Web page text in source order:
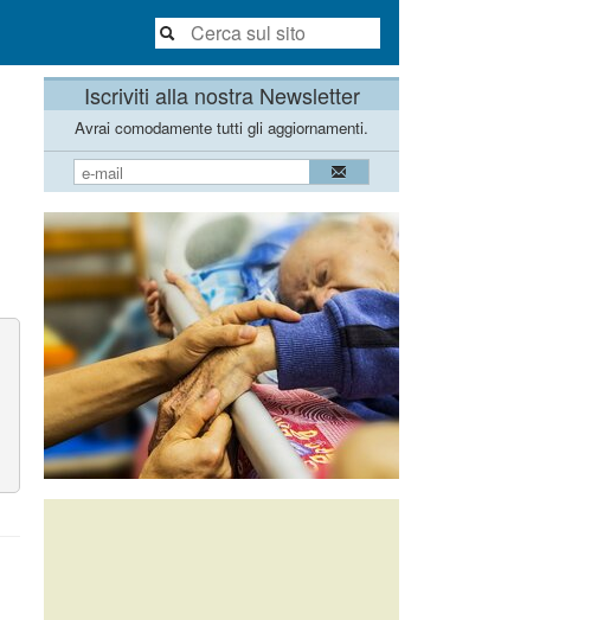
Iscriviti alla nostra Newsletter
Avrai comodamente tutti gli aggiornamenti.